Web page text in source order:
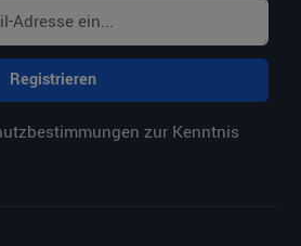
Registrieren
zur Kenntnis